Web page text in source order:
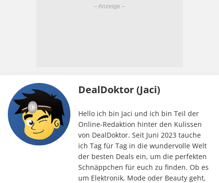
DealDoktor (Jaci)
Hello ich bin Jaci und ich bin Teil der
Online-Redaktion hinter den Kulissen
von DealDoktor. Seit Juni 2023 tauche
ich Tag für Tag in die wundervolle Welt
der besten Deals ein, um die perfekten
Schnäppchen für euch zu finden. Ob es
um Elektronik, Mode oder Beauty geht,